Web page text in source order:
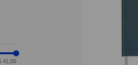
41,00